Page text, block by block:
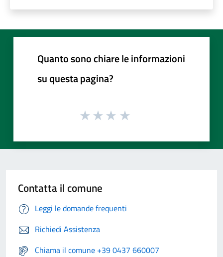
Quanto sono chiare le informazioni
su questa pagina?
Contatta il comune
Leggi le domande frequenti
Richiedi Assistenza
Chiama il comune +39 0437 660007